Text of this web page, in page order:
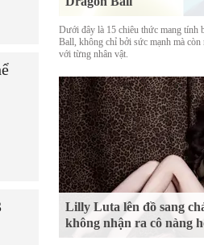
Dưới đây là 15 chiêu thức mang tính
Ball, không chỉ bởi sức mạnh mà
với từng nhân vật.
Lilly Luta lên đồ sang
không nhận ra cô nàng